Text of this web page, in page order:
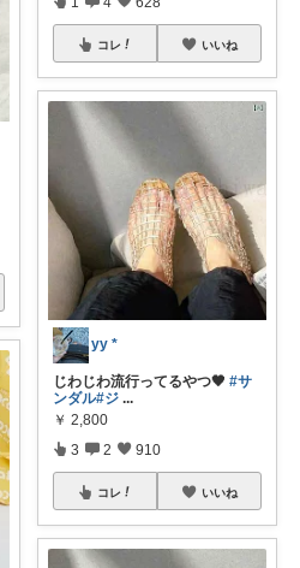
コレ いいね
yy *
じわじわ流行ってるやつ🖤 #サ
ンダル#ジ ...
￥ 2,800
3 2 910
コレ いいね